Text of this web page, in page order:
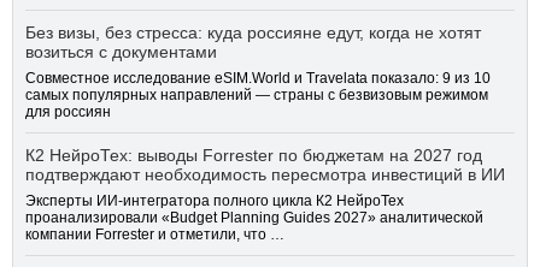
Без визы, без стресса: куда россияне едут, когда не хотят
возиться с документами
Совместное исследование eSIM.World и Travelata показало: 9 из 10
самых популярных направлений — страны с безвизовым режимом
для россиян
К2 НейроТех: выводы Forrester по бюджетам на 2027 год
подтверждают необходимость пересмотра инвестиций в ИИ
Эксперты ИИ-интегратора полного цикла К2 НейроТех
проанализировали «Budget Planning Guides 2027» аналитической
компании Forrester и отметили, что …